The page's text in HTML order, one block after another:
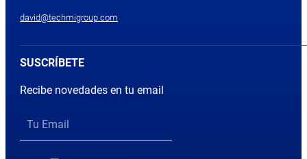
david@techmigroup.com
SUSCRÍBETE
Recibe novedades en tu email